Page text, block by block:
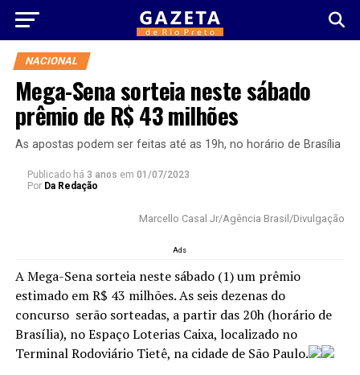
NACIONAL
Mega-Sena sorteia neste sábado
prêmio de R$ 43 milhões
As apostas podem ser feitas até as 19h, no horário de Brasília
Publicado há 3 anos em 01/07/2023
Por Da Redação
Marcello Casal Jr/Agência Brasil/Divulgação
Ads
A Mega-Sena sorteia neste sábado (1) um prêmio
estimado em R$ 43 milhões. As seis dezenas do
concurso serão sorteadas, a partir das 20h (horário de
Brasília), no Espaço Loterias Caixa, localizado no
Terminal Rodoviário Tietê, na cidade de São Paulo.